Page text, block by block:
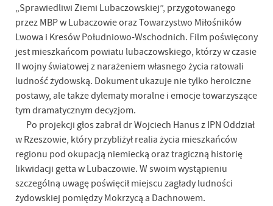
„Sprawiedliwi Ziemi Lubaczowskiej”, przygotowanego
przez MBP w Lubaczowie oraz Towarzystwo Miłośników
Lwowa i Kresów Południowo-Wschodnich. Film poświęcony
jest mieszkańcom powiatu lubaczowskiego, którzy w czasie
II wojny światowej z narażeniem własnego życia ratowali
ludność żydowską. Dokument ukazuje nie tylko heroiczne
postawy, ale także dylematy moralne i emocje towarzyszące
tym dramatycznym decyzjom.
Po projekcji głos zabrał dr Wojciech Hanus z IPN Oddział
w Rzeszowie, który przybliżył realia życia mieszkańców
regionu pod okupacją niemiecką oraz tragiczną historię
likwidacji getta w Lubaczowie. W swoim wystąpieniu
szczególną uwagę poświęcił miejscu zagłady ludności
żydowskiej pomiędzy Mokrzycą a Dachnowem.